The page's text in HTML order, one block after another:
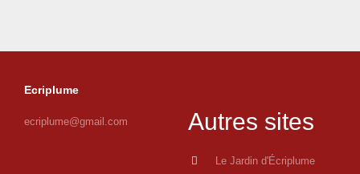
Ecriplume
ecriplume@gmail.com Autres sites
Le Jardin d'Écriplume